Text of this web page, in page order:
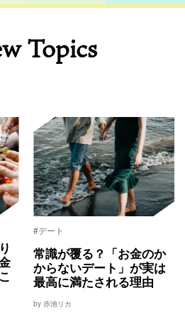
Topics
#デート
常識が覆る？「お金のか
からないデート」が実は
最高に満たされる理由
by 赤池リカ